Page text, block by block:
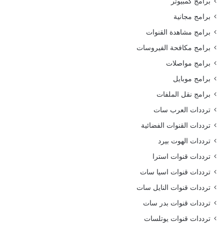
برامج مجانية
برامج مشاهدة القنوات
برامج مكافحة الفيروسات
برامج مواصلات
برامج موبايل
برامج نقل الملفات
ترددات العرب سات
ترددات القنوات الفضائية
ترددات الهوت بيرد
ترددات قنوات استرا
ترددات قنوات اسيا سات
ترددات قنوات النايل سات
ترددات قنوات بدر سات
ترددات قنوات يوتلسات